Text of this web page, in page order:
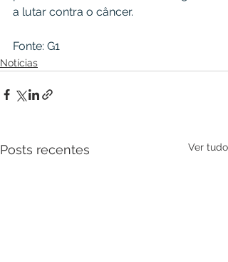
a lutar contra o câncer.
Fonte: G1
Notícias
Posts recentes Ver tudo